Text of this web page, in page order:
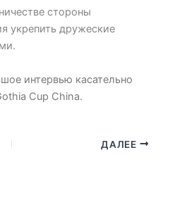
стороны
укрепить дружеские
интервью касательно
Cup China.
ДАЛЕЕ